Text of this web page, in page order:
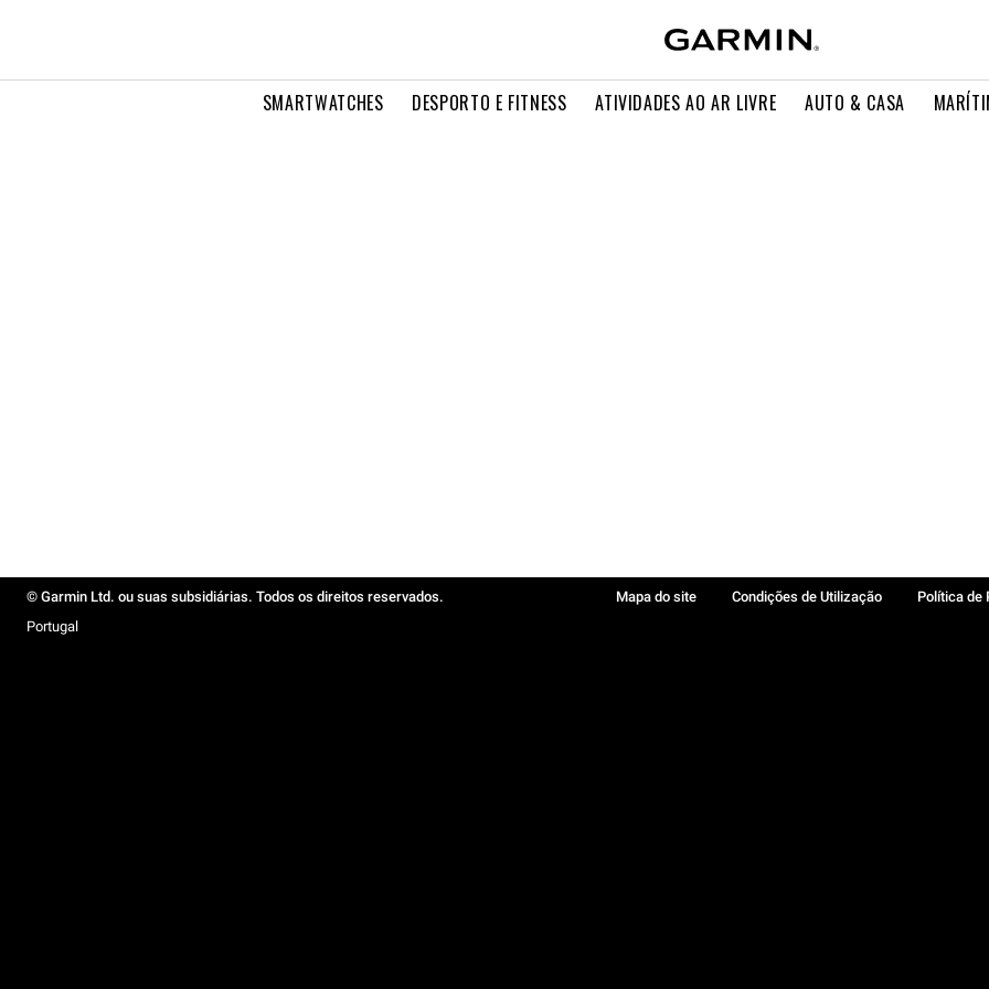
SMARTWATCHES DESPORTO E FITNESS ATIVIDADES AO AR LIVRE AUTO & CASA
© Garmin Ltd. ou suas subsidiárias. Todos os direitos reservados. Mapa do site Condições de Utilização Política de
Portugal